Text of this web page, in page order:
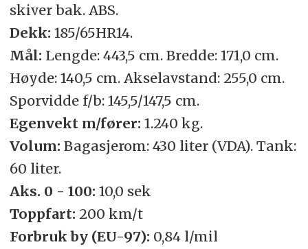
skiver bak. ABS.
Dekk: 185/65HR14.
Mål: Lengde: 443,5 cm. Bredde: 171,0 cm.
Høyde: 140,5 cm. Akselavstand: 255,0 cm.
Sporvidde f/b: 145,5/147,5 cm.
Egenvekt m/fører: 1.240 kg.
Volum: Bagasjerom: 430 liter (VDA). Tank:
60 liter.
Aks. 0 - 100: 10,0 sek
Toppfart: 200 km/t
Forbruk by (EU-97): 0,84 l/mil